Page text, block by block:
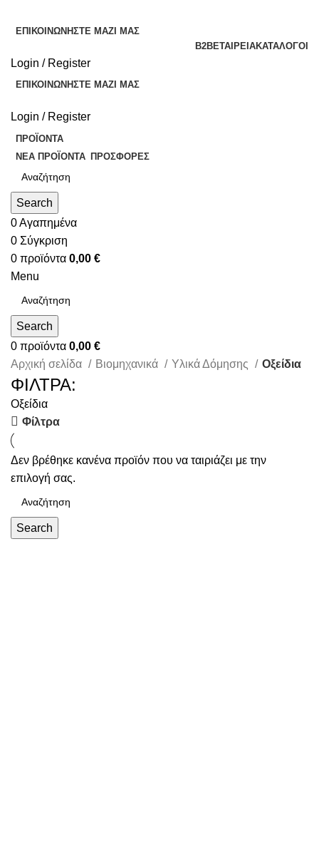
ΕΠΙΚΟΙΝΩΝΉΣΤΕ ΜΑΖΊ ΜΑΣ
B2BΕΤΑΙΡΕΊΑΚΑΤΆΛΟΓΟΙ
Login / Register
ΕΠΙΚΟΙΝΩΝΉΣΤΕ ΜΑΖΊ ΜΑΣ
Login / Register
ΠΡΟΪΌΝΤΑ
ΝΈΑ ΠΡΟΪΌΝΤΑ ΠΡΟΣΦΟΡΈΣ
Search
0Αγαπημένα
0 Σύγκριση
0 προϊόντα 0,00 €
Menu
Search
0 προϊόντα 0,00 €
Αρχική σελίδα
Βιομηχανικά Υλικά Δόμησης Οξείδια
ΦΙΛΤΡΑ:
Οξείδια
Φίλτρα
Δεν βρέθηκε κανένα προϊόν που να ταιριάζει με την
επιλογή σας.
Search